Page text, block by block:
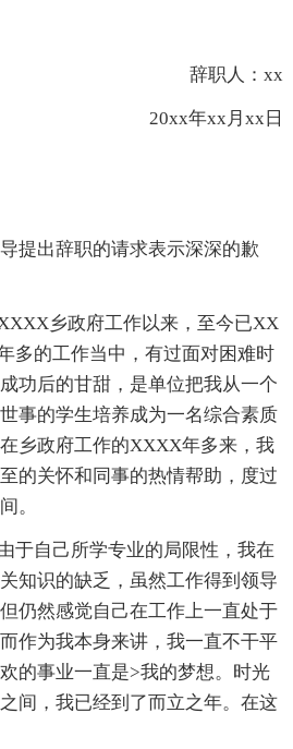
辞职人：xx
20xx年xx月xx日
提出辞职的请求表示深深的歉
乡政府工作以来，至今已XX
多的工作当中，有过面对困难时
功后的甘甜，是单位把我从一个
事的学生培养成为一名综合素质
乡政府工作的XXXX年多来，我
的关怀和同事的热情帮助，度过
。
于自己所学专业的局限性，我在
知识的缺乏，虽然工作得到领导
仍然感觉自己在工作上一直处于
作为我本身来讲，我一直不干平
的事业一直是>我的梦想。时光
间，我已经到了而立之年。在这